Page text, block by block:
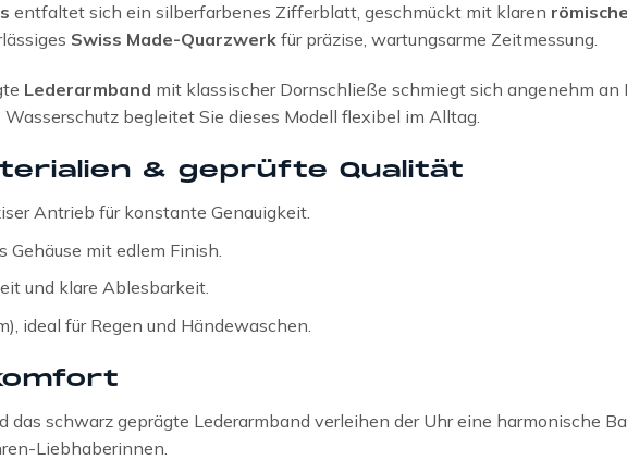
entfaltet sich ein silberfarbenes Zifferblatt, geschmückt mit klaren
Swiss Made-Quarzwerk für präzise, wartungsarme Zeitmessung.
Lederarmband mit klassischer Dornschließe schmiegt sich angenehm
begleitet Sie dieses Modell flexibel im Alltag.
& geprüfte Qualität
Antrieb für konstante Genauigkeit.
Gehäuse mit edlem Finish.
und klare Ablesbarkeit.
ideal für Regen und Hände­waschen.
das schwarz geprägte Lederarmband verleihen der Uhr eine harmonische
Liebhaberinnen.